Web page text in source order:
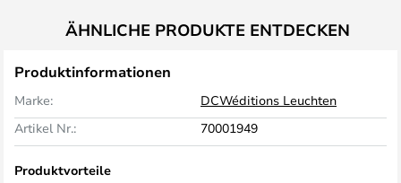
ÄHNLICHE PRODUKTE ENTDECKEN
Produktinformationen
Marke:
DCWéditions Leuchten
Artikel Nr.:
70001949
Produktvorteile